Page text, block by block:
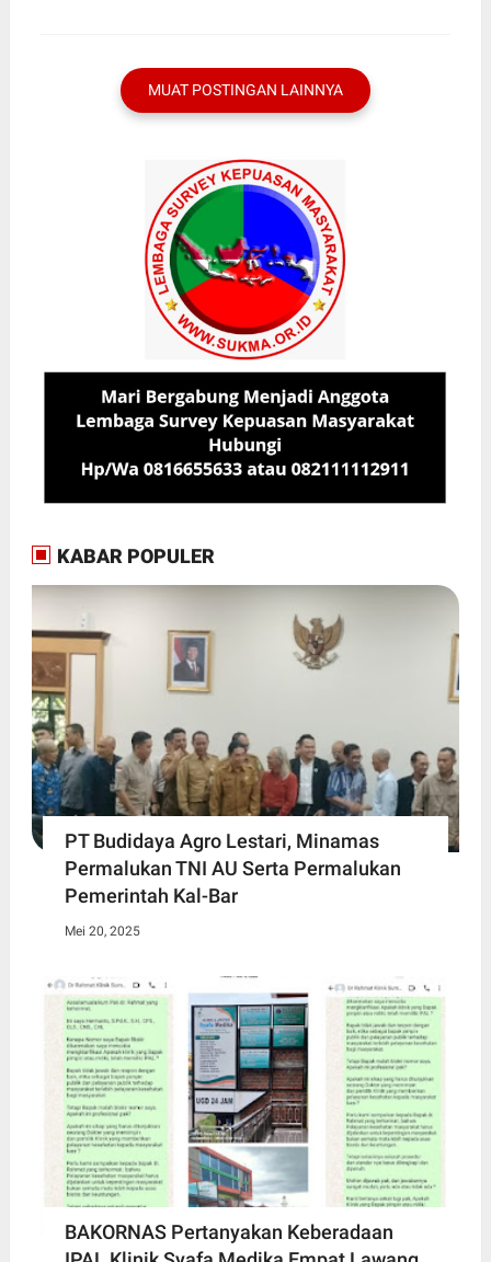
MUAT POSTINGAN LAINNYA
KABAR POPULER
PT Budidaya Agro Lestari, Minamas
Permalukan TNI AU Serta Permalukan
Pemerintah Kal-Bar
Mei 20, 2025
BAKORNAS Pertanyakan Keberadaan